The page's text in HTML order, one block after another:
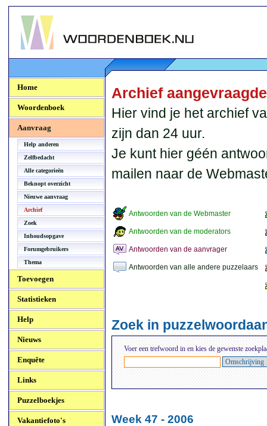
Woordenboek.NU
Home
Woordenboek
Aanvraag
Help anderen
Zelfbedacht
Alle categorieën
Beknopt overzicht
Nieuwe aanvraag
Archief
Zoek
Inhoudsopgave
Forumgebruikers
Thema
Toevoegen
Statistieken
Help
Nieuws
Enquête
Links
Puzzelboekjes
Vakantiefoto's
Archief
Hier vind je het archief
zijn dan 24 uur.
Je kunt hier géén
mailen naar de
Antwoorden van de Webmaster
Antwoorden van de moderators
Antwoorden van de aanvrager
Antwoorden van alle andere puzzelaars
Zoek in
Voer een trefwoord in en kies de gewenste
Week 47 - 2006